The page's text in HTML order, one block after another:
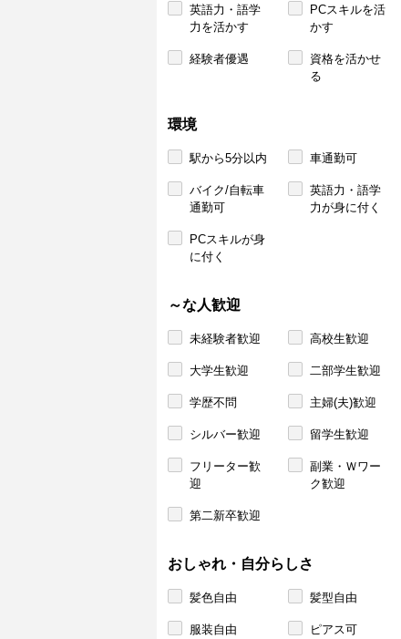
英語力・語学
力を活かす
PCスキルを活
かす
経験者優遇
資格を活かせ
る
環境
駅から5分以内 車通勤可
バイク/自転車
通勤可
英語力・語学
力が身に付く
PCスキルが身
に付く
～な人歓迎
未経験者歓迎 高校生歓迎
大学生歓迎 二部学生歓迎
学歴不問 主婦(夫)歓迎
シルバー歓迎 留学生歓迎
フリーター歓
迎
副業・Ｗワー
ク歓迎
第二新卒歓迎
おしゃれ・自分らしさ
髪色自由 髪型自由
服装自由 ピアス可